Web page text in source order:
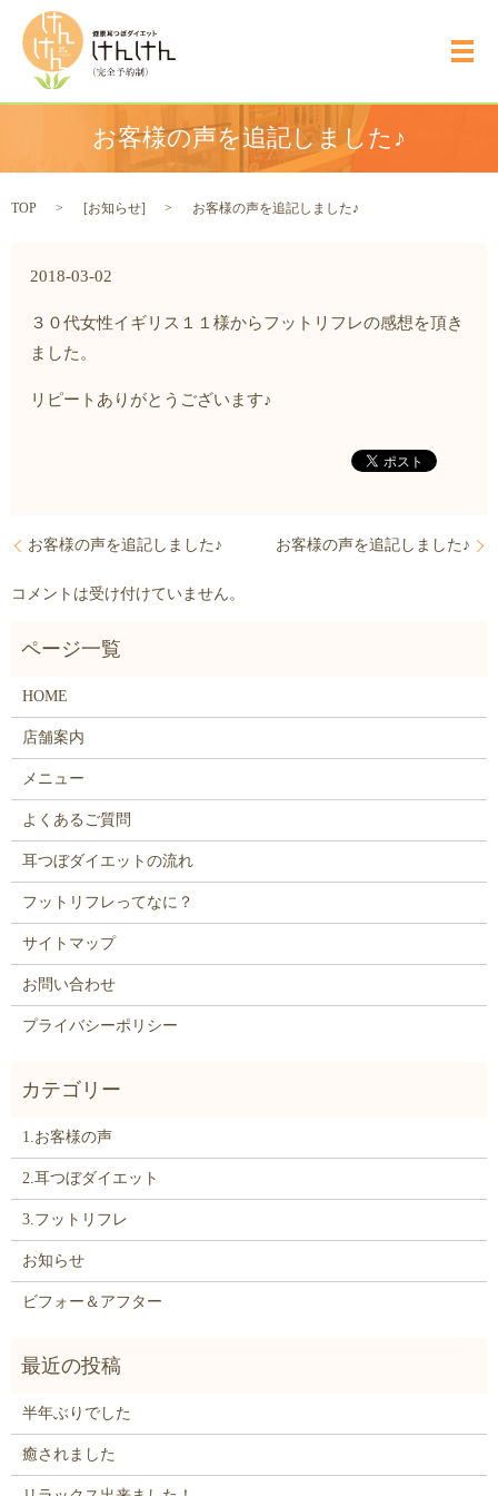
メ
お客様の声を追記しました♪
TOP [お知らせ] お客様の声を追記しました♪
2018-03-02
３０代女性イギリス１１様からフットリフレの感想を頂き
ました。
リピートありがとうございます♪
お客様の声を追記しました♪ お客様の声を追記しました♪
コメントは受け付けていません。
HOME
店舗案内
メニュー
よくあるご質問
耳つぼダイエットの流れ
フットリフレってなに？
サイトマップ
お問い合わせ
プライバシーポリシー
1.お客様の声
2.耳つぼダイエット
3.フットリフレ
お知らせ
ビフォー＆アフター
半年ぶりでした
癒されました